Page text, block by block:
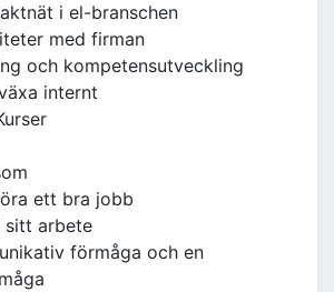
i el-branschen
med firman
och kompetensutveckling
internt
ett bra jobb
sitt arbete
förmåga och en